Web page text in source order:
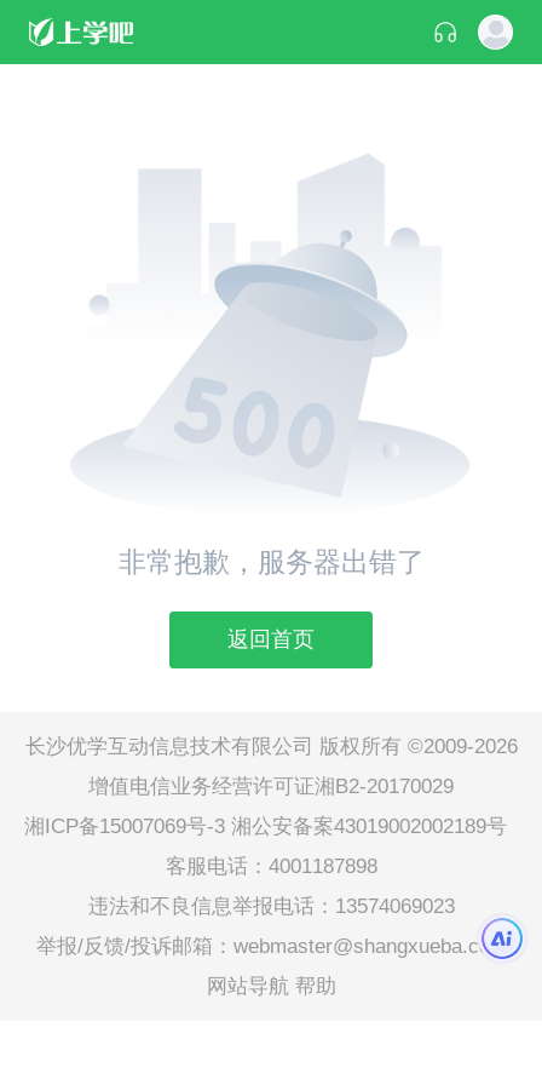
非常抱歉，服务器出错了
返回首页
长沙优学互动信息技术有限公司 版权所有 ©2009-2026
增值电信业务经营许可证湘B2-20170029
湘ICP备15007069号-3 湘公安备案43019002002189号
客服电话：4001187898
违法和不良信息举报电话：13574069023
举报/反馈/投诉邮箱：webmaster@shangxueba.com
网站导航 帮助